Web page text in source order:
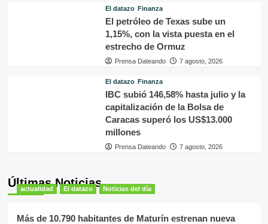
El datazo Finanza
El petróleo de Texas sube un
1,15%, con la vista puesta en el
estrecho de Ormuz
Prensa Dateando 7 agosto, 2026
El datazo Finanza
IBC subió 146,58% hasta julio y la
capitalización de la Bolsa de
Caracas superó los US$13.000
millones
Prensa Dateando 7 agosto, 2026
Últimas Noticias
actualidad El datazo Noticias del día
Más de 10.790 habitantes de Maturín estrenan nueva